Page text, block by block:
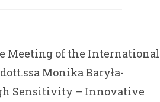
Meeting of the International
Monika Baryła-
Sensitivity – Innovative